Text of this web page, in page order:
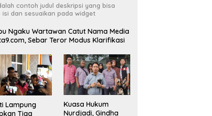
‘Kawah
Pencetak
Birokrasi Unggul di
Sedekah Bumi Sumur
Kumbang, Warisan 206 Tahun
yang Terus Dijaga Pemkab
Lampung Selatan dan
Masyarakat
contoh judul deskripsi yang bisa
isi dan sesuaikan pada widget
Ngaku Wartawan Catut Nama Media
Sebar Teror Modus Klarifikasi
Lampung
Tiga
Kuasa Hukum
Nurdjadi, Gindha